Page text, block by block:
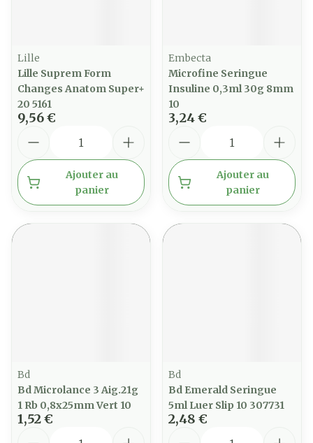
Lille
Lille Suprem Form
Changes Anatom Super+
20 5161
9,56 €
Ajouter au
panier
Embecta
Microfine Seringue
Insuline 0,3ml 30g 8mm
10
3,24 €
Ajouter au
panier
Bd
Bd Microlance 3 Aig.21g
1 Rb 0,8x25mm Vert 10
1,52 €
Bd
Bd Emerald Seringue
5ml Luer Slip 10 307731
2,48 €